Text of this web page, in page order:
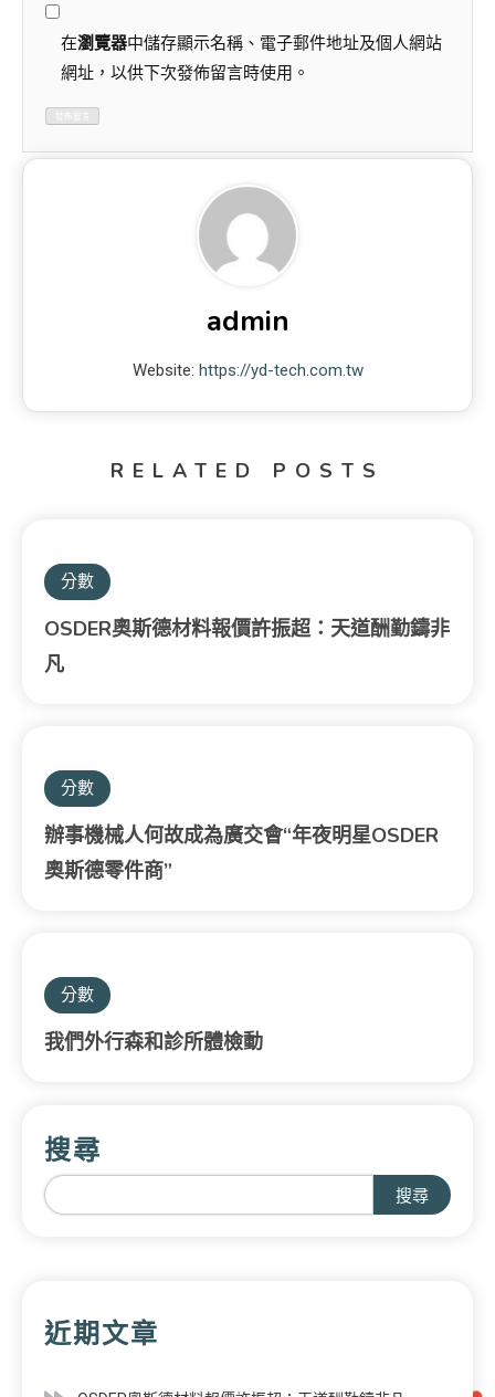
在瀏覽器中儲存顯示名稱、電子郵件地址及個人網站
網址，以供下次發佈留言時使用。
admin
Website: https://yd-tech.com.tw
RELATED POSTS
分數
OSDER奧斯德材料報價許振超：天道酬勤鑄非
凡
分數
辦事機械人何故成為廣交會“年夜明星OSDER
奧斯德零件商”
分數
我們外行森和診所體檢動
搜尋
搜尋
近期文章